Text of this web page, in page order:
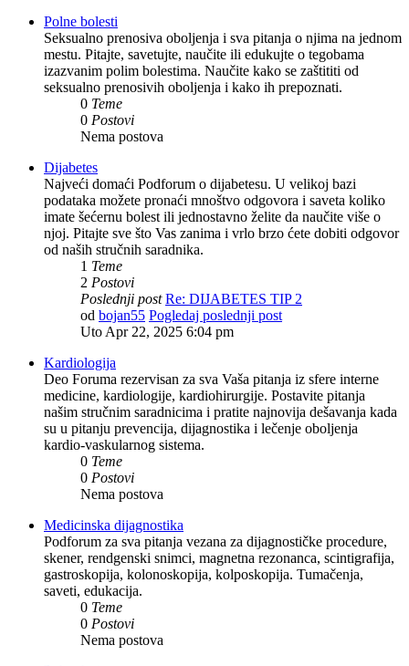
Polne bolesti
Seksualno prenosiva oboljenja i sva pitanja o njima na jednom
mestu. Pitajte, savetujte, naučite ili edukujte o tegobama
izazvanim polim bolestima. Naučite kako se zaštititi od
seksualno prenosivih oboljenja i kako ih prepoznati.
0 Teme
0 Postovi
Nema postova
Dijabetes
Najveći domaći Podforum o dijabetesu. U velikoj bazi
podataka možete pronaći mnoštvo odgovora i saveta koliko
imate šećernu bolest ili jednostavno želite da naučite više o
njoj. Pitajte sve što Vas zanima i vrlo brzo ćete dobiti odgovor
od naših stručnih saradnika.
1 Teme
2 Postovi
Poslednji post Re: DIJABETES TIP 2
od bojan55 Pogledaj poslednji post
Uto Apr 22, 2025 6:04 pm
Kardiologija
Deo Foruma rezervisan za sva Vaša pitanja iz sfere interne
medicine, kardiologije, kardiohirurgije. Postavite pitanja
našim stručnim saradnicima i pratite najnovija dešavanja kada
su u pitanju prevencija, dijagnostika i lečenje oboljenja
kardio-vaskularnog sistema.
0 Teme
0 Postovi
Nema postova
Medicinska dijagnostika
Podforum za sva pitanja vezana za dijagnostičke procedure,
skener, rendgenski snimci, magnetna rezonanca, scintigrafija,
gastroskopija, kolonoskopija, kolposkopija. Tumačenja,
saveti, edukacija.
0 Teme
0 Postovi
Nema postova